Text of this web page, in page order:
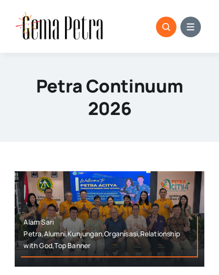
content
Petra Continuum
2026
Alam Sari
Petra,Alumni,Kunjungan,Organisasi,Relationship
with God,Top Banner